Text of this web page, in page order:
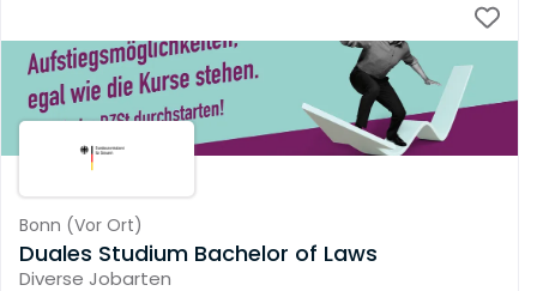
Bonn (Vor Ort)
Duales Studium Bachelor of Laws
Diverse Jobarten